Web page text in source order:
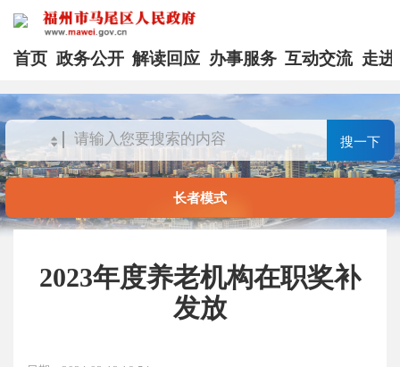
首页 政务公开 解读回应 办事服务 互动交流 走进
搜一下
长者模式
2023年度养老机构在职奖补
发放